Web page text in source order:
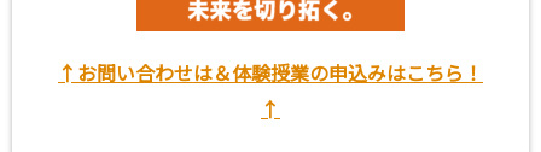
↑お問い合わせは＆体験授業の申込みはこちら！
↑